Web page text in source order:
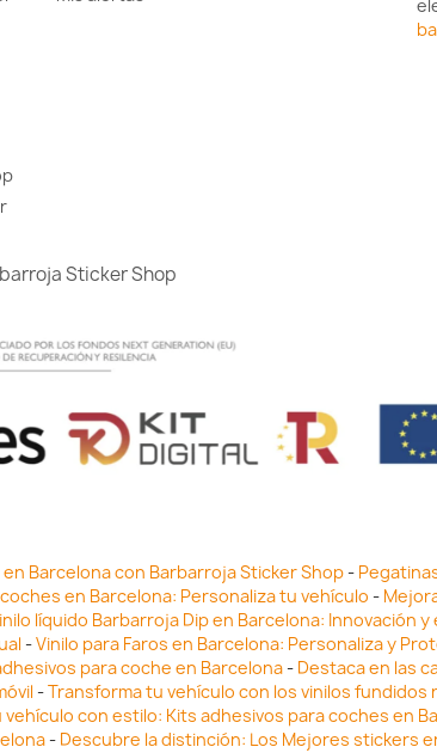
Sticker Shop
Barcelona con Barbarroja Sticker Shop-
en Barcelona: Personaliza tu vehículo -
líquido Barbarroja Dip en Barcelona: Innovación
-Vinilo para Faros en Barcelona: Personaliza y
para coche en Barcelona- Destaca en las
-Transforma tu vehículo con los vinilos
con estilo: Kits adhesivos para coches en
- Descubre la distinción: Los Mejores stickers